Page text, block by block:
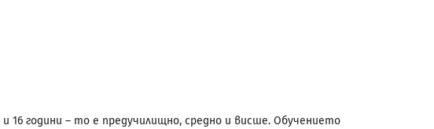
16 години – то е предучилищно, средно и висше. Обучението